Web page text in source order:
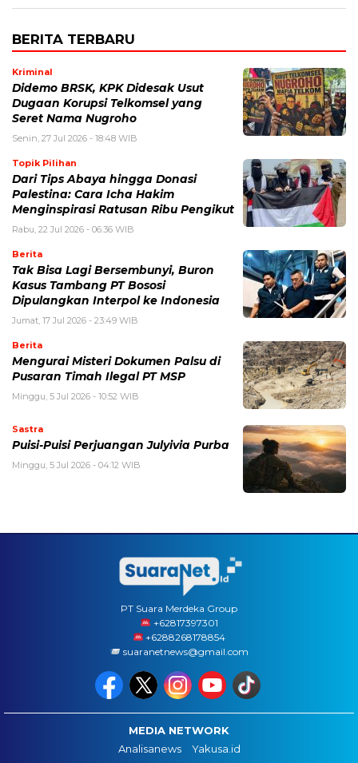
BERITA TERBARU
Kriminal
Didemo BRSK, KPK Didesak Usut
Dugaan Korupsi Telkomsel yang
Seret Nama Nugroho
Senin, 27 Jul 2026 - 18:48 WIB
Topik Pilihan
Dari Tips Abaya hingga Donasi
Palestina: Cara Icha Hakim
Menginspirasi Ratusan Ribu Pengikut
Rabu, 22 Jul 2026 - 06:36 WIB
Berita
Tak Bisa Lagi Bersembunyi, Buron
Kasus Tambang PT Bososi
Dipulangkan Interpol ke Indonesia
Jumat, 17 Jul 2026 - 23:49 WIB
Berita
Mengurai Misteri Dokumen Palsu di
Pusaran Timah Ilegal PT MSP
Minggu, 5 Jul 2026 - 10:52 WIB
Sastra
Puisi-Puisi Perjuangan Julyivia Purba
Minggu, 5 Jul 2026 - 04:12 WIB
PT Suara Merdeka Group
‪+62817397301
+6288268178854
suaranetnews@gmail.com
MEDIA NETWORK
Analisanews
Yakusa.id